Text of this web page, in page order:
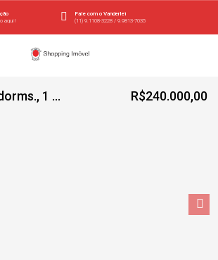
Fale com o Vanderlei
(11) 9.1108-3228 / 9.9813-7035
aqui !
Casa c/58m, 2 dorms., 1 vaga – Vila Campestre R$240.000,00